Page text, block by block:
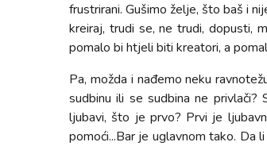
frustrirani. Gušimo želje, što baš i
kreiraj, trudi se, ne trudi, dopusti,
pomalo bi htjeli biti kreatori, a
Pa, možda i nađemo neku
sudbinu ili se sudbina ne
ljubavi, što je prvo? Prvi je
pomoći...Bar je uglavnom tako. Da